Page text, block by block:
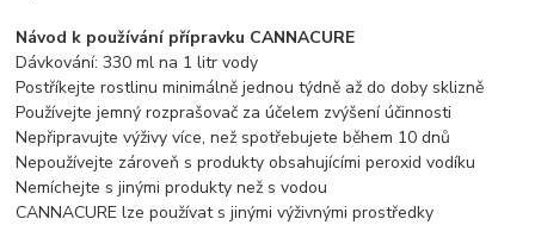
Návod k používání přípravku CANNACURE
Dávkování: 330 ml na 1 litr vody
Postříkejte rostlinu minimálně jednou týdně až do doby sklizně
Používejte jemný rozprašovač za účelem zvýšení účinnosti
Nepřipravujte výživy více, než spotřebujete během 10 dnů
Nepoužívejte zároveň s produkty obsahujícími peroxid vodíku
Nemíchejte s jinými produkty než s vodou
CANNACURE lze používat s jinými výživnými prostředky